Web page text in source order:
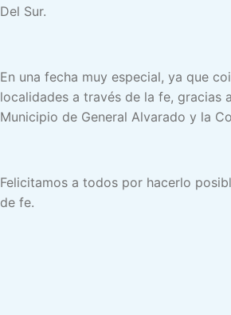
Del Sur.
En una fecha muy especial, ya que
localidades a través de la fe, gracias
Municipio de General Alvarado y la
Felicitamos a todos por hacerlo
de fe.